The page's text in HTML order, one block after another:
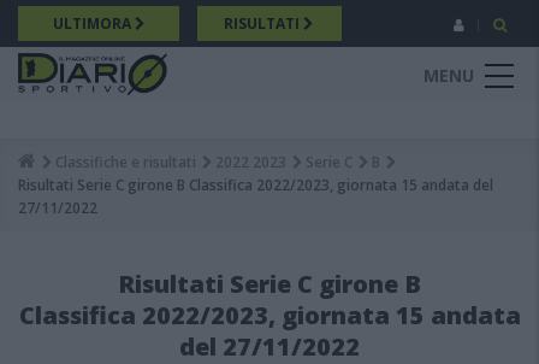
Salta
al
contenuto
principale
ULTIMORA RISULTATI
MENU
Breadcrumb
Classifiche e risultati 2022 2023 Serie C
B
Risultati Serie C girone B Classifica 2022/2023, giornata 15 andata del
27/11/2022
Risultati Serie C girone B
Classifica 2022/2023, giornata 15 andata
del 27/11/2022